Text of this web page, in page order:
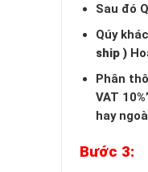
Sau đó
Qúy
ship )
Phân
VAT
hay
Bước 3: